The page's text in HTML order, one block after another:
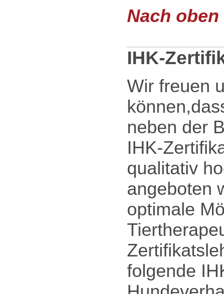
Nach oben
IHK-
Wir freuen
neben der
IHK-
qualitativ
angeboten
optimale
folgende